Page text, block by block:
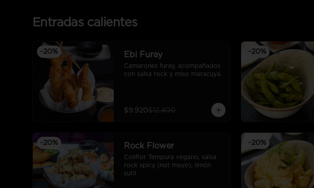
Entradas calientes
-20% Ebi Furay
Camarones furay, acompañados
con salsa rock y miso maracuyá.
$9.920$12.400
-20%
-20% Rock Flower
Coliflor Tempura vegano, salsa
rock spicy (not mayo), limón
sutil
-20%